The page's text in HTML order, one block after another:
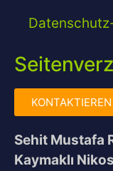
Sehit Mustafa
Kaymaklı